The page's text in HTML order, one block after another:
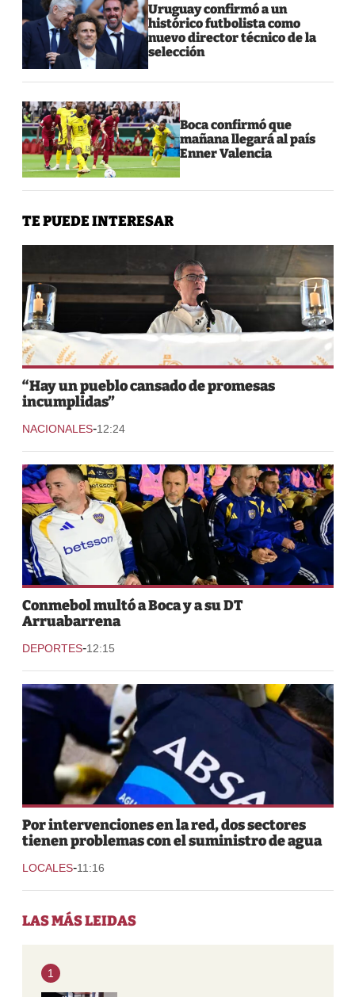
Uruguay confirmó a un
histórico futbolista como
nuevo director técnico de la
selección
Boca confirmó que
mañana llegará al país
Enner Valencia
TE PUEDE INTERESAR
“Hay un pueblo cansado de promesas
incumplidas”
NACIONALES-12:24
Conmebol multó a Boca y a su DT
Arruabarrena
DEPORTES-12:15
Por intervenciones en la red, dos sectores
tienen problemas con el suministro de agua
LOCALES-11:16
LAS MÁS LEIDAS
1